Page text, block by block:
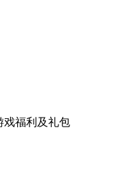
戏福利 及礼包